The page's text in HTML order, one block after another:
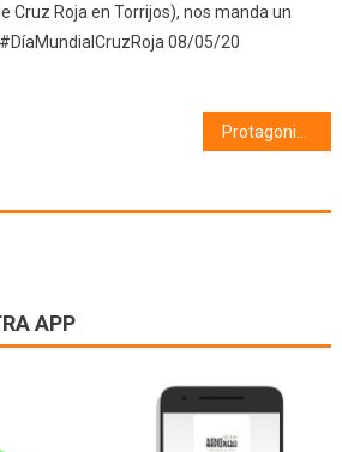
Cruz Roja en Torrijos), nos manda un
08/05/20
APP